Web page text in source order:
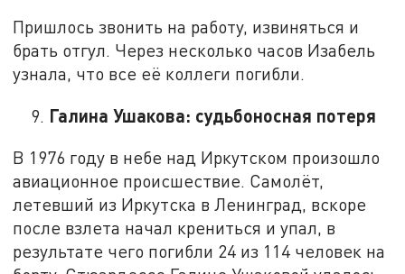
Пришлось звонить на работу, извиняться и
брать отгул. Через несколько часов Изабель
узнала, что все её коллеги погибли.
Галина Ушакова: судьбоносная потеря
В 1976 году в небе над Иркутском произошло
авиационное происшествие. Самолёт,
летевший из Иркутска в Ленинград, вскоре
после взлета начал крениться и упал, в
результате чего погибли 24 из 114 человек на